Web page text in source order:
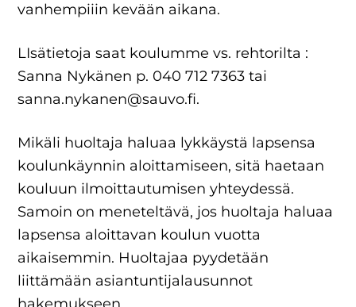
vanhempiiin kevään aikana.
LIsätietoja saat koulumme vs. rehtorilta :
Sanna Nykänen p. 040 712 7363 tai
sanna.nykanen@sauvo.fi.
Mikäli huoltaja haluaa lykkäystä lapsensa
koulunkäynnin aloittamiseen, sitä haetaan
kouluun ilmoittautumisen yhteydessä.
Samoin on meneteltävä, jos huoltaja haluaa
lapsensa aloittavan koulun vuotta
aikaisemmin. Huoltajaa pyydetään
liittämään asiantuntijalausunnot